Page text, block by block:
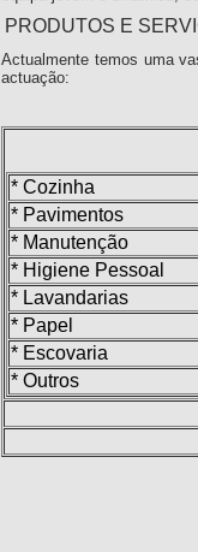
PRODUTOS E
Actualmente temos uma
actuação:
* Cozinha
* Pavimentos
* Manutenção
* Higiene Pessoal
* Lavandarias
* Papel
* Escovaria
* Outros